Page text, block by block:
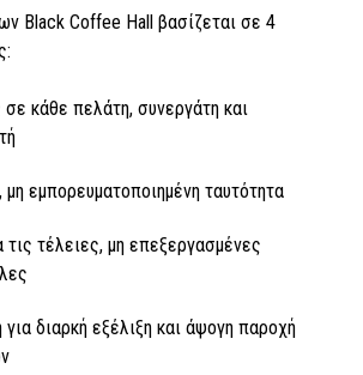
Black Coffee Hall βασίζεται σε 4
κάθε πελάτη, συνεργάτη και
μη εμπορευματοποιημένη ταυτότητα
τις τέλειες, μη επεξεργασμένες
διαρκή εξέλιξη και άψογη παροχή